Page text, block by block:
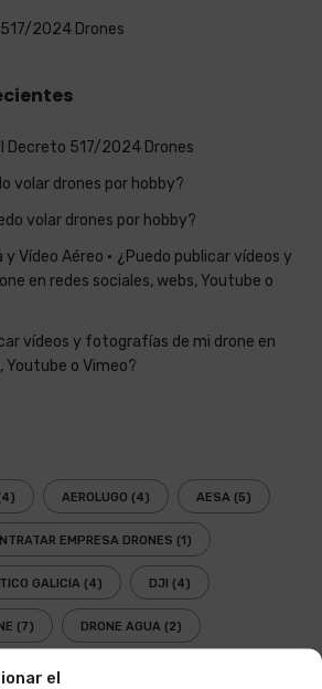
el
2024 Drones
Decreto 517/2024 Drones
volar drones por hobby?
volar drones por hobby?
Vídeo Aéreo
¿Puedo publicar vídeos y
en redes sociales, webs, Youtube o
vídeos y fotografías de mi drone en
Youtube o Vimeo?
AEROLUGO (4) AESA (5)
EMPRESA DRONES (1)
GALICIA (4) DJI (4)
(7) DRONE AGUA (2)
2017